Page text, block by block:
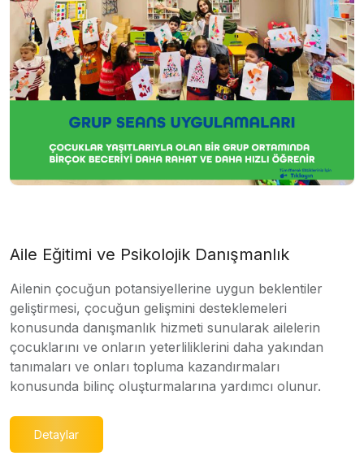
Aile Eğitimi ve Psikolojik Danışmanlık
Ailenin çocuğun potansiyellerine uygun beklentiler
geliştirmesi, çocuğun gelişmini desteklemeleri
konusunda danışmanlık hizmeti sunularak ailelerin
çocuklarını ve onların yeterliliklerini daha yakından
tanımaları ve onları topluma kazandırmaları
konusunda bilinç oluşturmalarına yardımcı olunur.
Detaylar